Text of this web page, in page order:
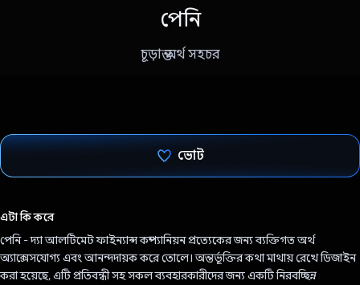
পেনি
চূড়ান্ত অর্থ সহচর
ভোট
এটা কি করে
পেনি - দ্যা আলটিমেট ফাইন্যান্স কম্প্যানিয়ন প্রত্যেকের জন্য ব্যক্তিগত অর্থ
অ্যাক্সেসযোগ্য এবং আনন্দদায়ক করে তোলে। অন্তর্ভূক্তির কথা মাথায় রেখে ডিজাইন
করা হয়েছে, এটি প্রতিবন্ধী সহ সকল ব্যবহারকারীদের জন্য একটি নিরবচ্ছিন্ন